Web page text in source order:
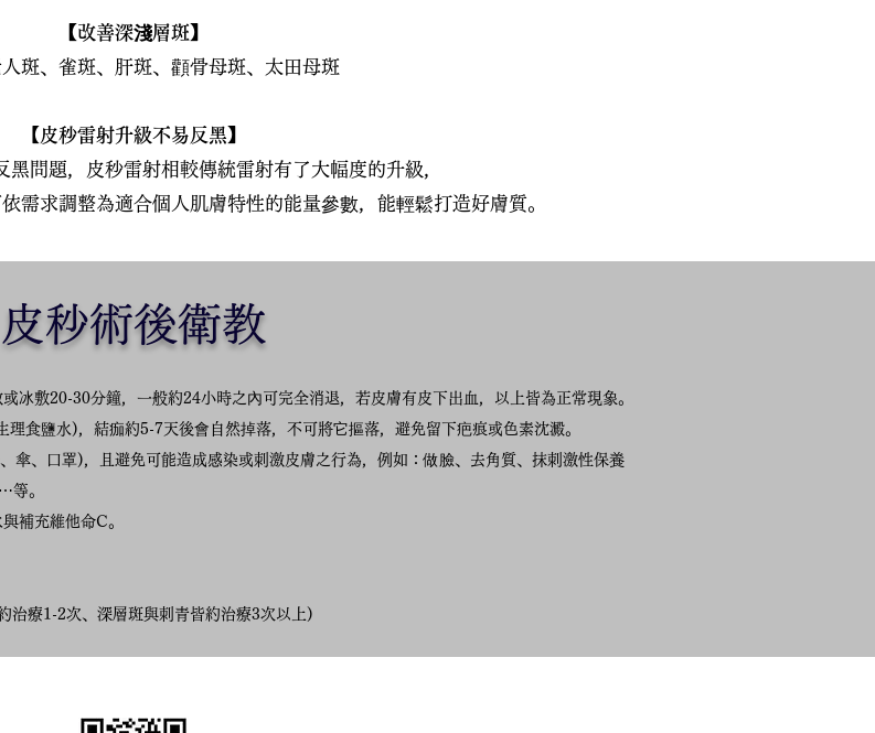
【改善深淺層斑】
斑、雀斑、肝斑、顴骨母斑、太田母斑
​【 皮秒雷射升級不易反黑】
黑問題，皮秒雷射相較傳統雷射有了大幅度的升級，
需求調整為適合個人肌膚特性的能量參數，能輕鬆打造好膚質。​
皮秒術後衛教
冰敷20-30分鐘，一般約24小時之內可完全消退，若皮膚有皮下出血，以上皆為正常現象。
食鹽水)，結痂約5-7天後會自然掉落，不可將它摳落，避免留下疤痕或色素沈澱。
傘、口罩)，且避免可能造成感染或刺激皮膚之行為，例如：做臉、去角質、抹刺激性保養
等。
補充維他命C。
治療1-2次、深層斑與刺青皆約治療3次以上)